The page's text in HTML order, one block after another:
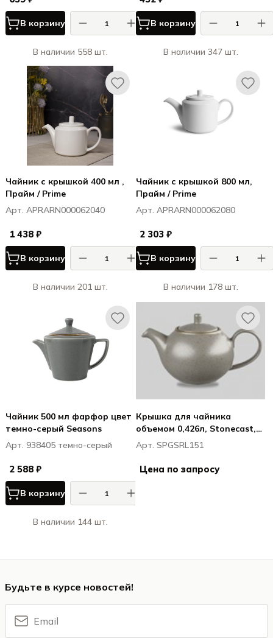
В корзину
В наличии 558 шт.
В корзину
В наличии 347 шт.
Чайник с крышкой 400 мл ,
Прайм / Prime
Арт. APRARN000062040
1 438 ₽
В корзину
В наличии 201 шт.
Чайник с крышкой 800 мл,
Прайм / Prime
Арт. APRARN000062080
2 303 ₽
В корзину
В наличии 178 шт.
Чайник 500 мл фарфор цвет
темно-серый Seasons
Арт. 938405 темно-серый
2 588 ₽
В корзину
В наличии 144 шт.
Крышка для чайника
объемом 0,426л, Stonecast,
цвет Peppercorn Grey
Арт. SPGSRL151
Цена по запросу
Будьте в курсе новостей!